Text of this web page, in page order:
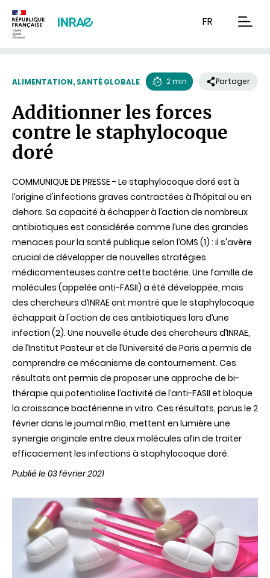
FR
ALIMENTATION, SANTÉ GLOBALE
de
lecture
2 min Partager
Additionner les forces
contre le staphylocoque
doré
COMMUNIQUE DE PRESSE - Le staphylocoque doré est à
l’origine d'infections graves contractées à l’hôpital ou en
dehors. Sa capacité à échapper à l’action de nombreux
antibiotiques est considérée comme l’une des grandes
menaces pour la santé publique selon l’OMS (1) : il s'avère
crucial de développer de nouvelles stratégies
médicamenteuses contre cette bactérie. Une famille de
molécules (appelée anti-FASII) a été développée, mais
des chercheurs d’INRAE ont montré que le staphylocoque
échappait à l'action de ces antibiotiques lors d’une
infection (2). Une nouvelle étude des chercheurs d’INRAE,
de l’Institut Pasteur et de l’Université de Paris a permis de
comprendre ce mécanisme de contournement. Ces
résultats ont permis de proposer une approche de bi-
thérapie qui potentialise l’activité de l’anti-FASII et bloque
la croissance bactérienne in vitro. Ces résultats, parus le 2
février dans le journal mBio, mettent en lumière une
synergie originale entre deux molécules afin de traiter
efficacement les infections à staphylocoque doré.
Publié le 03 février 2021